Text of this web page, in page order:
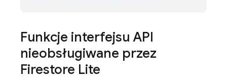
Funkcje interfejsu API
nieobsługiwane przez
Firestore Lite